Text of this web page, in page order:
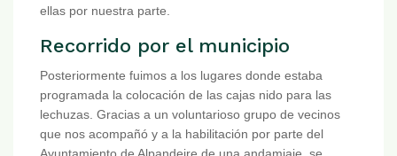
ellas por nuestra parte.
Recorrido por el municipio
Posteriormente fuimos a los lugares donde estaba
programada la colocación de las cajas nido para las
lechuzas. Gracias a un voluntarioso grupo de vecinos
que nos acompañó y a la habilitación por parte del